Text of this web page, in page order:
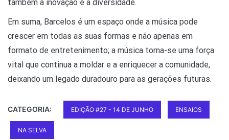
também a inovação e a diversidade.
Em suma, Barcelos é um espaço onde a música pode
crescer em todas as suas formas e não apenas em
formato de entretenimento; a música torna-se uma força
vital que continua a moldar e a enriquecer a comunidade,
deixando um legado duradouro para as gerações futuras.
CATEGORIA: EDIÇÃO #27 - 14 DE JUNHO ENSAIOS
NA SELVA